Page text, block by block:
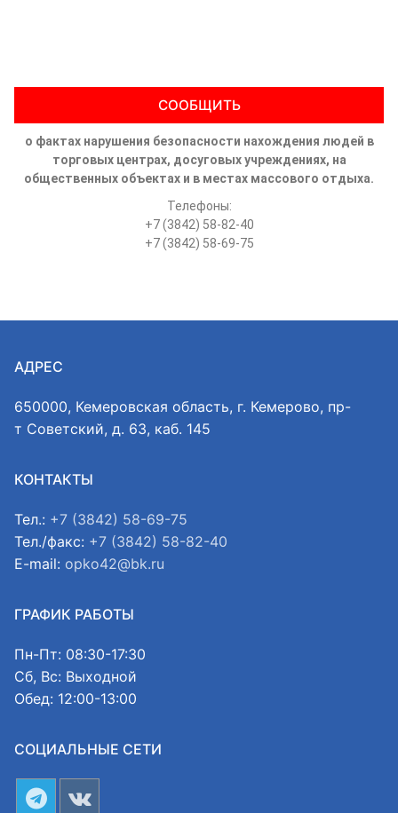
СООБЩИТЬ
о фактах нарушения безопасности нахождения людей в
торговых центрах, досуговых учреждениях, на
общественных объектах и в местах массового отдыха.
Телефоны:
+7 (3842) 58-82-40
+7 (3842) 58-69-75
АДРЕС
650000, Кемеровская область, г. Кемерово, пр-
т Советский, д. 63, каб. 145
КОНТАКТЫ
Тел.: +7 (3842) 58-69-75
Тел./факс: +7 (3842) 58-82-40
E-mail: opko42@bk.ru
ГРАФИК РАБОТЫ
Пн-Пт: 08:30-17:30
Сб, Вс: Выходной
Обед: 12:00-13:00
СОЦИАЛЬНЫЕ СЕТИ